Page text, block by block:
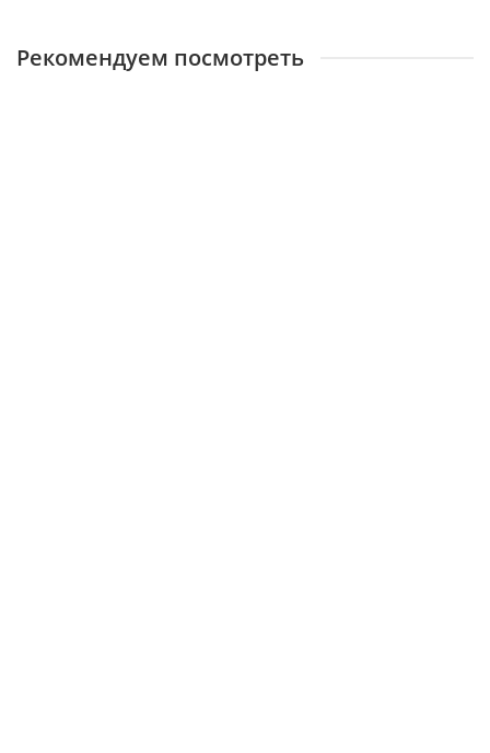
Рекомендуем посмотреть